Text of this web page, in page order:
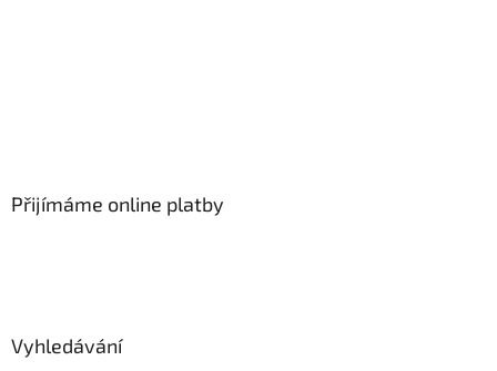
Přijímáme online platby
Vyhledávání